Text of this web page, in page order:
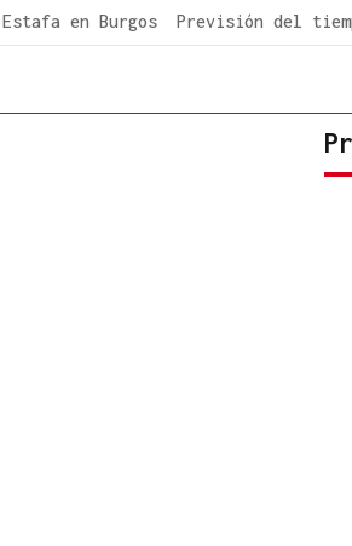
Estafa en Burgos Previsión del